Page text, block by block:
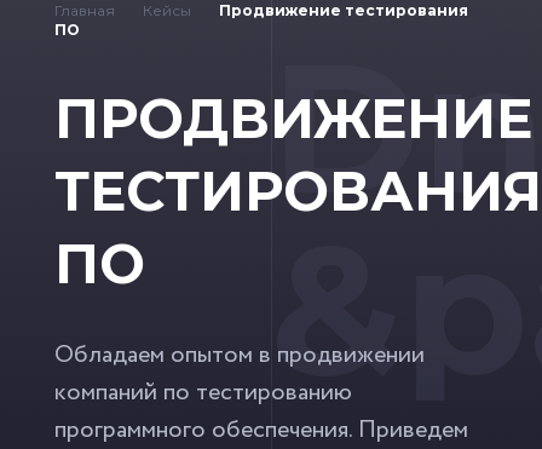
Главная Кейсы
Продвижение тестирования
ПО
ПРОДВИЖЕНИЕ
ТЕСТИРОВАНИЯ
ПО
Обладаем опытом в продвижении
компаний по тестированию
программного обеспечения. Приведем